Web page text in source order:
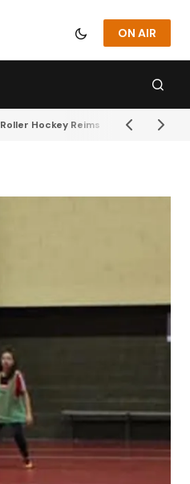
ON AIR
Roller Hockey Reims